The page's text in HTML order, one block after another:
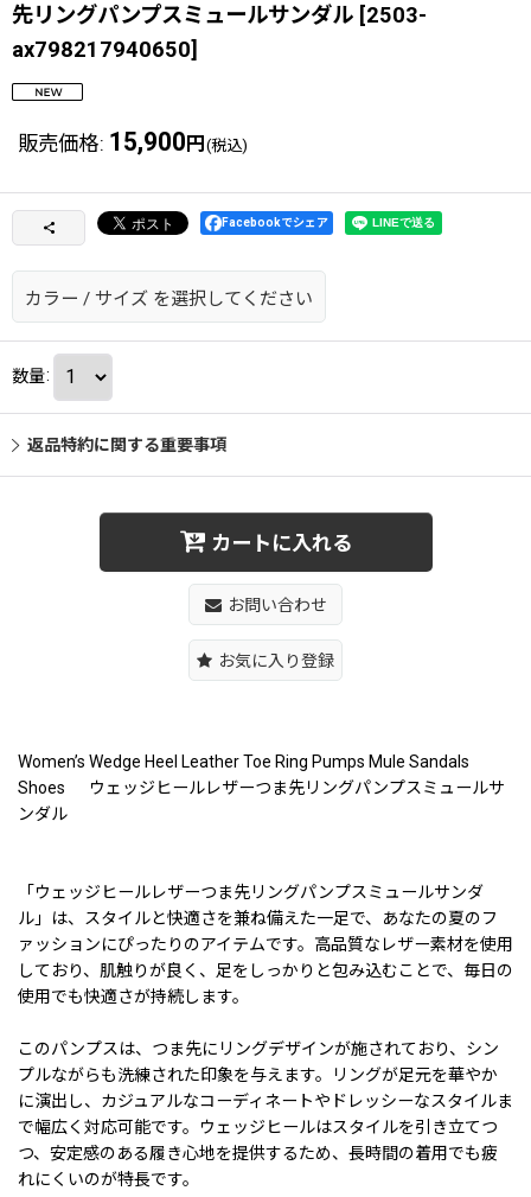
先リングパンプスミュールサンダル [2503-
ax798217940650]
販売価格: 15,900 円 (税込)
Facebookでシェア
カラー / サイズ を選択してください
数量:
返品特約に関する重要事項
カートに入れる
お問い合わせ
お気に入り登録
Women’s Wedge Heel Leather Toe Ring Pumps Mule Sandals
Shoes ウェッジヒールレザーつま先リングパンプスミュールサ
ンダル
「ウェッジヒールレザーつま先リングパンプスミュールサンダ
ル」は、スタイルと快適さを兼ね備えた一足で、あなたの夏のフ
ァッションにぴったりのアイテムです。高品質なレザー素材を使用
しており、肌触りが良く、足をしっかりと包み込むことで、毎日の
使用でも快適さが持続します。
このパンプスは、つま先にリングデザインが施されており、シン
プルながらも洗練された印象を与えます。リングが足元を華やか
に演出し、カジュアルなコーディネートやドレッシーなスタイルま
で幅広く対応可能です。ウェッジヒールはスタイルを引き立てつ
つ、安定感のある履き心地を提供するため、長時間の着用でも疲
れにくいのが特長です。